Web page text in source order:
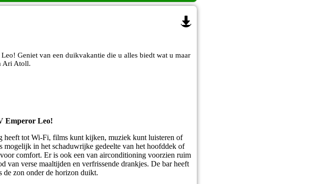
Geniet van een duikvakantie die u alles biedt wat u maar
Ari Atoll.
Emperor Leo!
heeft tot Wi-Fi, films kunt kijken, muziek kunt luisteren of
mogelijk in het schaduwrijke gedeelte van het hoofddek of
comfort. Er is ook een van airconditioning voorzien ruim
van verse maaltijden en verfrissende drankjes. De bar heeft
de zon onder de horizon duikt.